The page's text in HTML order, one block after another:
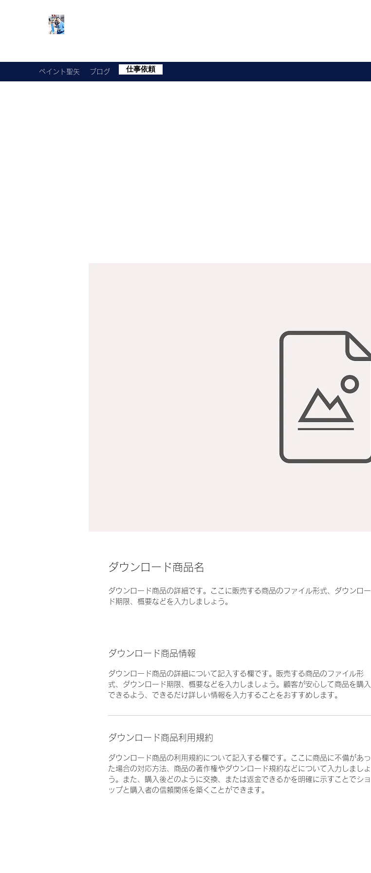
ペイント聖矢 ブログ 仕事依頼
ダウンロード商品名
ダウンロード商品の詳細です。ここに販売する商品のファイル形式、ダウンロー
ド期限、概要などを入力しましょう。
ダウンロード商品情報
ダウンロード商品の詳細について記入する欄です。販売する商品のファイル形
式、ダウンロード期限、概要などを入力しましょう。顧客が安心して商品を購入
できるよう、できるだけ詳しい情報を入力することをおすすめします。
ダウンロード商品利用規約
ダウンロード商品の利用規約について記入する欄です。ここに商品に不備があっ
た場合の対応方法、商品の著作権やダウンロード規約などについて入力しましょ
う。また、購入後どのように交換、または返金できるかを明確に示すことでショ
ップと購入者の信頼関係を築くことができます。